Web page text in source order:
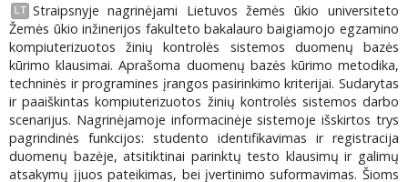
LT Straipsnyje nagrinėjami Lietuvos žemės ūkio universiteto
Žemės ūkio inžinerijos fakulteto bakalauro baigiamojo egzamino
kompiuterizuotos žinių kontrolės sistemos duomenų bazės
kūrimo klausimai. Aprašoma duomenų bazės kūrimo metodika,
techninės ir programines įrangos pasirinkimo kriterijai. Sudarytas
ir paaiškintas kompiuterizuotos žinių kontrolės sistemos darbo
scenarijus. Nagrinėjamoje informacinėje sistemoje išskirtos trys
pagrindinės funkcijos: studento identifikavimas ir registracija
duomenų bazėje, atsitiktinai parinktų testo klausimų ir galimų
atsakymų įjuos pateikimas, bei įvertinimo suformavimas. Šioms